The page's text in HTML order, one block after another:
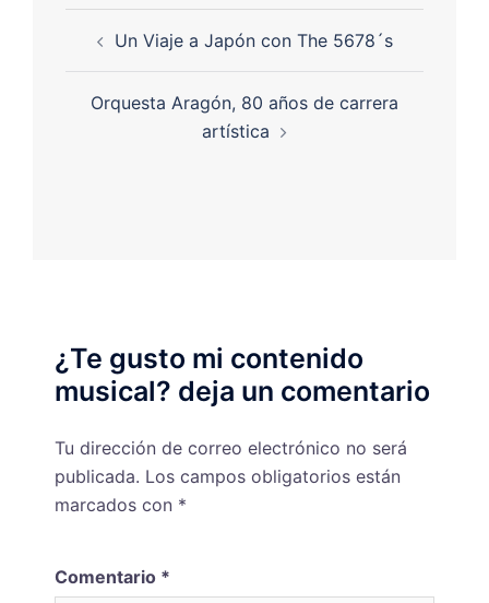
Un Viaje a Japón con The 5678´s
Orquesta Aragón, 80 años de carrera
artística
¿Te gusto mi contenido
musical? deja un comentario
Tu dirección de correo electrónico no será
publicada. Los campos obligatorios están
marcados con *
Comentario *